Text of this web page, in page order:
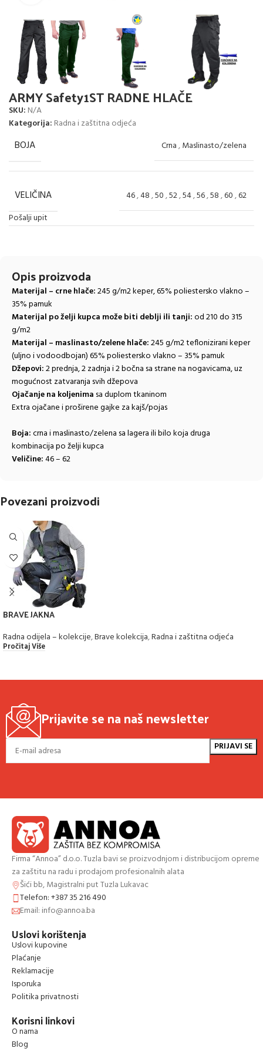
ARMY Safety1ST RADNE HLAČE
SKU: N/A
Kategorija: Radna i zaštitna odjeća
BOJA Crna,Maslinasto/zelena
VELIČINA 46,48,50,52,54,56,58,60,62
Pošalji upit
Opis proizvoda
Materijal – crne hlače:245 g/m2 keper, 65% poliestersko vlakno –
35% pamuk
Materijal po želji kupca može biti deblji ili tanji:od 210 do 315
g/m2
Materijal – maslinasto/zelene hlače:245 g/m2 teflonizirani keper
(uljno i vodoodbojan) 65% poliestersko vlakno – 35% pamuk
Džepovi:2 prednja, 2 zadnja i 2 bočna sa strane na nogavicama, uz
mogućnost zatvaranja svih džepova
Ojačanje na koljenima sa duplom tkaninom
Extra ojačane i proširene gajke za kajš/pojas
Boja:crna i maslinasto/zelena sa lagera ili bilo koja druga
kombinacija po želji kupca
Veličine:46 – 62
Povezani proizvodi
BRAVE JAKNA
Radna odijela – kolekcije,Brave kolekcija,Radna i zaštitna odjeća
Pročitaj Više
Prijavite se na naš newsletter
Firma “Annoa” d.o.o. Tuzla bavi se proizvodnjom i distribucijom opreme
za zaštitu na radu i prodajom profesionalnih alata
Šići bb, Magistralni put Tuzla Lukavac
Telefon: +387 35 216 490
Email: info@annoa.ba
Uslovi korištenja
Uslovi kupovine
Plaćanje
Reklamacije
Isporuka
Politika privatnosti
Korisni linkovi
O nama
Blog